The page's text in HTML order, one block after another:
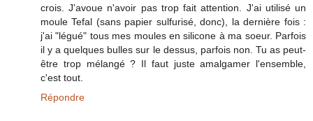
crois. J'avoue n'avoir pas trop fait attention. J'ai utilisé un
moule Tefal (sans papier sulfurisé, donc), la dernière fois :
j'ai "légué" tous mes moules en silicone à ma soeur. Parfois
il y a quelques bulles sur le dessus, parfois non. Tu as peut-
être trop mélangé ? Il faut juste amalgamer l'ensemble,
c'est tout.
Répondre